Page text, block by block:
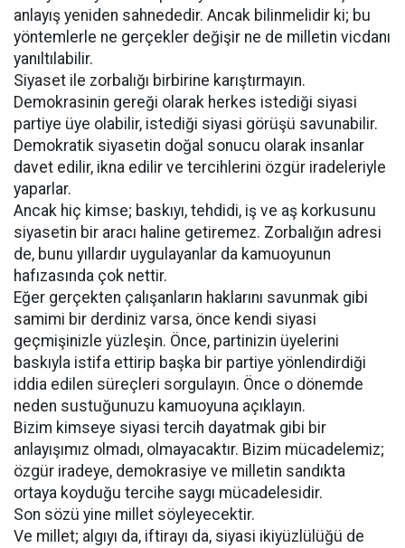
anlayış yeniden sahnededir. Ancak bilinmelidir ki; bu
yöntemlerle ne gerçekler değişir ne de milletin vicdanı
yanıltılabilir.
Siyaset ile zorbalığı birbirine karıştırmayın.
Demokrasinin gereği olarak herkes istediği siyasi
partiye üye olabilir, istediği siyasi görüşü savunabilir.
Demokratik siyasetin doğal sonucu olarak insanlar
davet edilir, ikna edilir ve tercihlerini özgür iradeleriyle
yaparlar.
Ancak hiç kimse; baskıyı, tehdidi, iş ve aş korkusunu
siyasetin bir aracı haline getiremez. Zorbalığın adresi
de, bunu yıllardır uygulayanlar da kamuoyunun
hafızasında çok nettir.
Eğer gerçekten çalışanların haklarını savunmak gibi
samimi bir derdiniz varsa, önce kendi siyasi
geçmişinizle yüzleşin. Önce, partinizin üyelerini
baskıyla istifa ettirip başka bir partiye yönlendirdiği
iddia edilen süreçleri sorgulayın. Önce o dönemde
neden sustuğunuzu kamuoyuna açıklayın.
Bizim kimseye siyasi tercih dayatmak gibi bir
anlayışımız olmadı, olmayacaktır. Bizim mücadelemiz;
özgür iradeye, demokrasiye ve milletin sandıkta
ortaya koyduğu tercihe saygı mücadelesidir.
Son sözü yine millet söyleyecektir.
Ve millet; algıyı da, iftirayı da, siyasi ikiyüzlülüğü de